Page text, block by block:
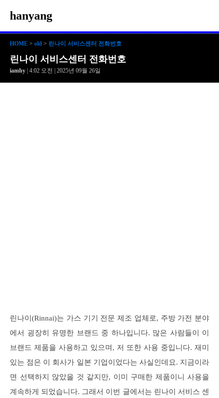
hanyang
HOME > old > 린나이 서비스센터 전화번호
린나이 서비스센터 전화번호
iamhy | 4:02 오전 | 2025년 09월 26일
린나이(Rinnai)는 가스 기기 전문 제조 업체로, 주방 가전 분야
에서 굉장히 유명한 브랜드 중 하나입니다. 많은 사람들이 이
브랜드 제품을 사용하고 있으며, 저 또한 사용 중입니다. 재미
있는 점은 이 회사가 일본 기업이었다는 사실인데요. 지금이라
면 선택하지 않았을 것 같지만, 이미 구매한 제품이니 사용을
계속하게 되었습니다. 그래서 이번 글에서는 린나이 서비스 센